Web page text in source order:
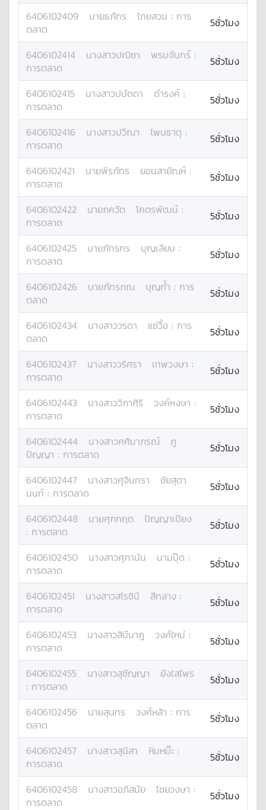
6406102409 นายธภัทร ไกยสวน : การ
ตลาด
5ชั่วโมง
6406102414 นางสาวปณิชา พรมจันทร์ :
การตลาด
5ชั่วโมง
6406102415 นางสาวปนัดดา ดำรงค์ :
การตลาด
5ชั่วโมง
6406102416 นางสาวปวีณา โพนธาตุ :
การตลาด
5ชั่วโมง
6406102421 นายพีรภัทร ยอนสายัณห์ :
การตลาด
5ชั่วโมง
6406102422 นายภควัต โคตรพัฒน์ :
การตลาด
5ชั่วโมง
6406102425 นายภัทรกร บุญเลียบ :
การตลาด
5ชั่วโมง
6406102426 นายภัทรภณ บุญก้ำ : การ
ตลาด
5ชั่วโมง
6406102434 นางสาววรดา แซ่วื้อ : การ
ตลาด
5ชั่วโมง
6406102437 นางสาววริศรา เทพวงษา :
การตลาด
5ชั่วโมง
6406102443 นางสาววิภาศิริ วงค์หงษา :
การตลาด
5ชั่วโมง
6406102444 นางสาวศศิมาภรณ์
ภู
ปัญญา : การตลาด 5ชั่วโมง
6406102447 นางสาวศุจินทรา
ชัยสุตา
นนท์ : การตลาด 5ชั่วโมง
6406102448 นายศุภกฤต
ปัญญาเปียง
: การตลาด 5ชั่วโมง
6406102450 นางสาวศุภานัน นามปุ๊ด :
การตลาด
5ชั่วโมง
6406102451 นางสาวสโรชินี สีกลาง :
การตลาด
5ชั่วโมง
6406102453 นางสาวสินีนาฎ วงศ์ใหม่ :
การตลาด
5ชั่วโมง
6406102455 นางสาวสุชัญญา
ยังใสไพร
: การตลาด 5ชั่วโมง
6406102456 นายสุนทร วงศ์หล้า : การ
ตลาด
5ชั่วโมง
6406102457 นางสาวสุนิสา หิมหม๊ะ :
การตลาด
5ชั่วโมง
6406102458 นางสาวอภิสมัย ไชยวงษา :
การตลาด
5ชั่วโมง